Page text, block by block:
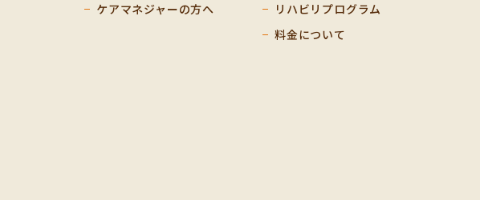
ケアマネジャーの方へ
リハビリプログラム
料金について